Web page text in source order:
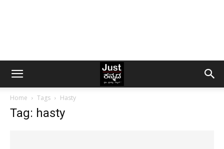
Home Tags Hasty
Tag: hasty